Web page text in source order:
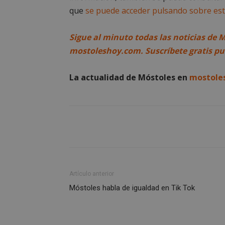
que se puede acceder pulsando sobre
Sigue al minuto todas las noticias de
mostoleshoy.com. Suscríbete gratis
La actualidad de Móstoles en
Artículo anterior
Móstoles habla de igualdad en Tik Tok
Storage
wpjm-stat-